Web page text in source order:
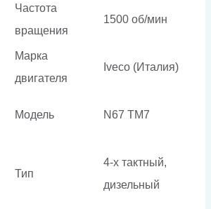
Частота
вращения
1500 об/мин
Марка
двигателя
Iveco (Италия)
Модель N67 TM7
Тип
4-х тактный,
дизельный